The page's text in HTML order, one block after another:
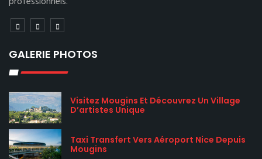
GALERIE PHOTOS
Visitez Mougins Et Découvrez Un Village
D’artistes Unique
Taxi Transfert Vers Aéroport Nice Depuis
Mougins